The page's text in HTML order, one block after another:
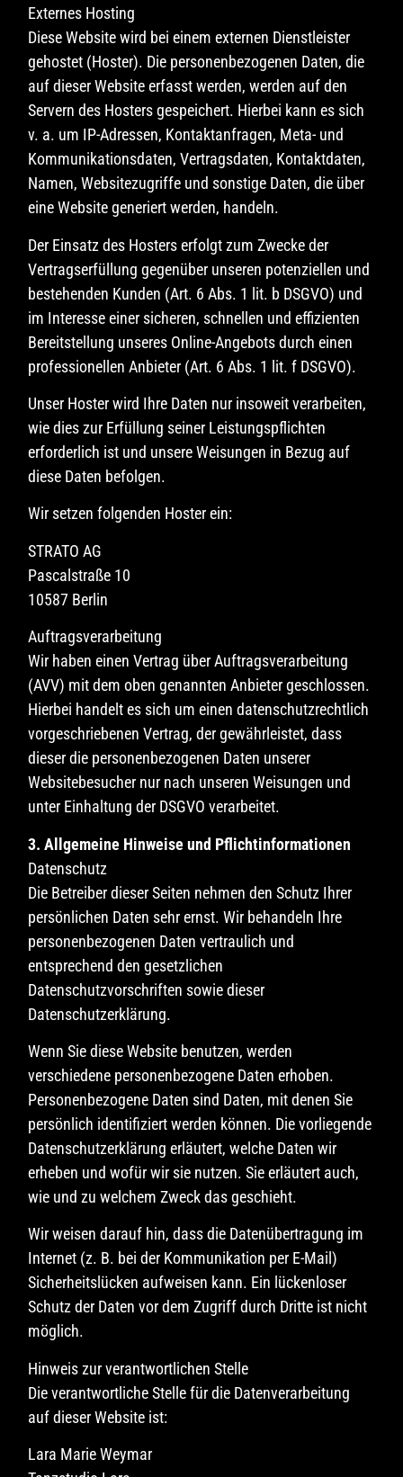
Externes Hosting
Diese Website wird bei einem externen Dienstleister
gehostet (Hoster). Die personenbezogenen Daten, die
auf dieser Website erfasst werden, werden auf den
Servern des Hosters gespeichert. Hierbei kann es sich
v. a. um IP-Adressen, Kontaktanfragen, Meta- und
Kommunikationsdaten, Vertragsdaten, Kontaktdaten,
Namen, Websitezugriffe und sonstige Daten, die über
eine Website generiert werden, handeln.
Der Einsatz des Hosters erfolgt zum Zwecke der
Vertragserfüllung gegenüber unseren potenziellen und
bestehenden Kunden (Art. 6 Abs. 1 lit. b DSGVO) und
im Interesse einer sicheren, schnellen und effizienten
Bereitstellung unseres Online-Angebots durch einen
professionellen Anbieter (Art. 6 Abs. 1 lit. f DSGVO).
Unser Hoster wird Ihre Daten nur insoweit verarbeiten,
wie dies zur Erfüllung seiner Leistungspflichten
erforderlich ist und unsere Weisungen in Bezug auf
diese Daten befolgen.
Wir setzen folgenden Hoster ein:
STRATO AG
Pascalstraße 10
10587 Berlin
Auftragsverarbeitung
Wir haben einen Vertrag über Auftragsverarbeitung
(AVV) mit dem oben genannten Anbieter geschlossen.
Hierbei handelt es sich um einen datenschutzrechtlich
vorgeschriebenen Vertrag, der gewährleistet, dass
dieser die personenbezogenen Daten unserer
Websitebesucher nur nach unseren Weisungen und
unter Einhaltung der DSGVO verarbeitet.
3. Allgemeine Hinweise und Pflicht­informationen
Datenschutz
Die Betreiber dieser Seiten nehmen den Schutz Ihrer
persönlichen Daten sehr ernst. Wir behandeln Ihre
personenbezogenen Daten vertraulich und
entsprechend den gesetzlichen
Datenschutzvorschriften sowie dieser
Datenschutzerklärung.
Wenn Sie diese Website benutzen, werden
verschiedene personenbezogene Daten erhoben.
Personenbezogene Daten sind Daten, mit denen Sie
persönlich identifiziert werden können. Die vorliegende
Datenschutzerklärung erläutert, welche Daten wir
erheben und wofür wir sie nutzen. Sie erläutert auch,
wie und zu welchem Zweck das geschieht.
Wir weisen darauf hin, dass die Datenübertragung im
Internet (z. B. bei der Kommunikation per E-Mail)
Sicherheitslücken aufweisen kann. Ein lückenloser
Schutz der Daten vor dem Zugriff durch Dritte ist nicht
möglich.
Hinweis zur verantwortlichen Stelle
Die verantwortliche Stelle für die Datenverarbeitung
auf dieser Website ist:
Lara Marie Weymar